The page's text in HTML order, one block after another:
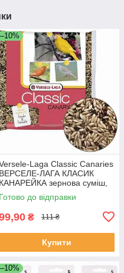
–10%
Laga Classic Canaries
ВЕРСЕЛЕ-ЛАГА КЛАСИК
КАНАРЕЙКА зернова суміш,
корм для канарок, Якість
Готово до відправки
₴ 111 ₴
Купити
–10%